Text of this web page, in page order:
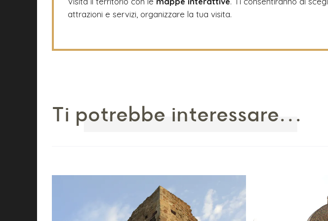
attrazioni e servizi, organizzare la tua visita.
Ti potrebbe interessare...